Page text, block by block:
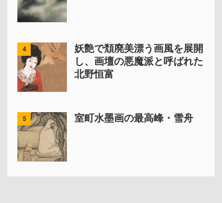
4
妖艶で頽廃美漂う画風を展開
し、画壇の悪魔派と呼ばれた
北野恒富
5 室町水墨画の最高峰・雪舟